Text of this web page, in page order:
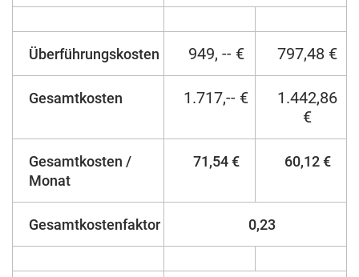
Überführungskosten 949, -- € 797,48 €
Gesamtkosten 1.717,-- €
1.442,86
€
Gesamtkosten /
Monat
71,54 € 60,12 €
Gesamtkostenfaktor 0,23